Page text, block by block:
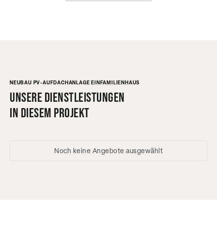
NEUBAU PV-AUFDACHANLAGE EINFAMILIENHAUS
Unsere Dienstleistungen
in diesem Projekt
Noch keine Angebote ausgewählt